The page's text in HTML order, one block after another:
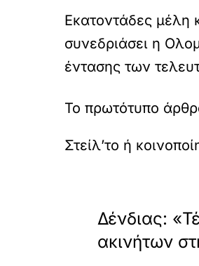
Εκατοντάδες μέλη
συνεδριάσει η
έντασης των
Το πρωτότυπο
Δένδιας:
ακινήτων